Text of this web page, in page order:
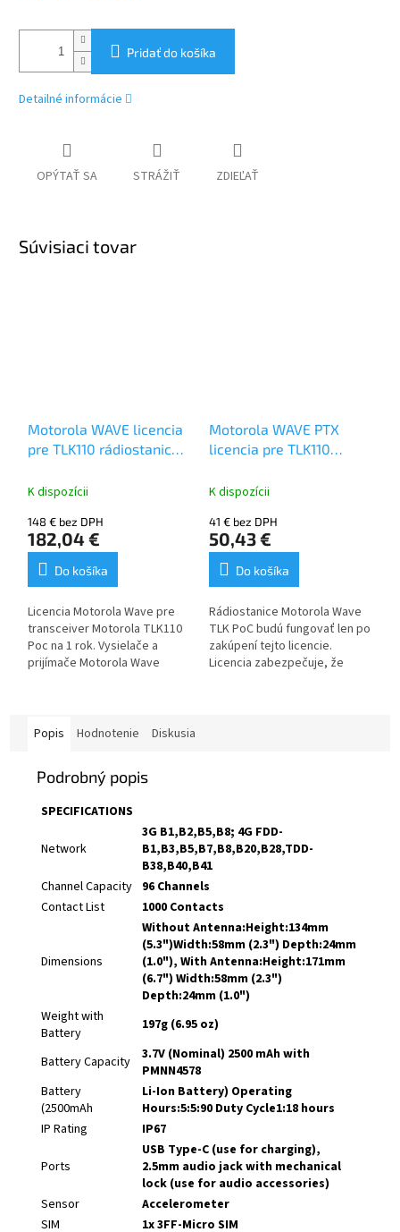
Pridať do košíka
Detailné informácie
OPÝTAŤ SA STRÁŽIŤ ZDIEĽAŤ
Súvisiaci tovar
Motorola WAVE licencia
pre TLK110 rádiostanicu
K dispozícii
148 € bez DPH
182,04 €
Do košíka
Licencia Motorola Wave pre
transceiver Motorola TLK110
Poc na 1 rok. Vysielače a
prijímače Motorola Wave
bezproblémové pripojenie k
spoločnosťou Motorola cez
Motorola WAVE PTX
licencia pre TLK110
mesiace
K dispozícii
41 € bez DPH
50,43 €
Do košíka
Rádiostanice Motorola Wave
TLK PoC budú fungovať len po
zakúpení tejto licencie.
Licencia zabezpečuje, že
Popis Hodnotenie Diskusia
Podrobný popis
SPECIFICATIONS
Network
3G B1,B2,B5,B8; 4G FDD-
B1,B3,B5,B7,B8,B20,B28,TDD-
B38,B40,B41
Channel Capacity 96 Channels
Contact List
1000 Contacts
Dimensions
Without Antenna:Height:134mm
(5.3")Width:58mm (2.3") Depth:24mm
(1.0"), With Antenna:Height:171mm
(6.7") Width:58mm (2.3")
Depth:24mm (1.0")
Weight with
Battery
197g (6.95 oz)
Battery Capacity
3.7V (Nominal) 2500 mAh with
PMNN4578
Battery
(2500mAh
Li-Ion Battery) Operating
Hours:5:5:90 Duty Cycle1:18 hours
IP Rating
IP67
Ports
USB Type-C (use for charging),
2.5mm audio jack with mechanical
lock (use for audio accessories)
Sensor
Accelerometer
SIM
1x 3FF-Micro SIM